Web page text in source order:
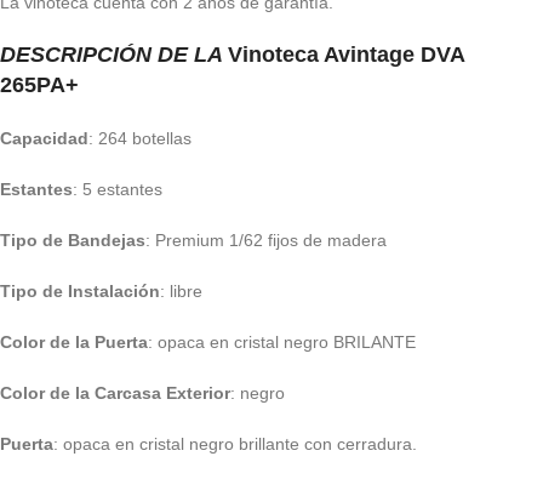
DESCRIPCIÓN DE LA Vinoteca Avintage DVA
265PA+
Capacidad: 264 botellas
Estantes: 5 estantes
Tipo de Bandejas: Premium 1/62 fijos de madera
Tipo de Instalación: libre
Color de la Puerta: opaca en cristal negro BRILANTE
Color de la Carcasa Exterior: negro
Puerta: opaca en cristal negro brillante con cerradura.